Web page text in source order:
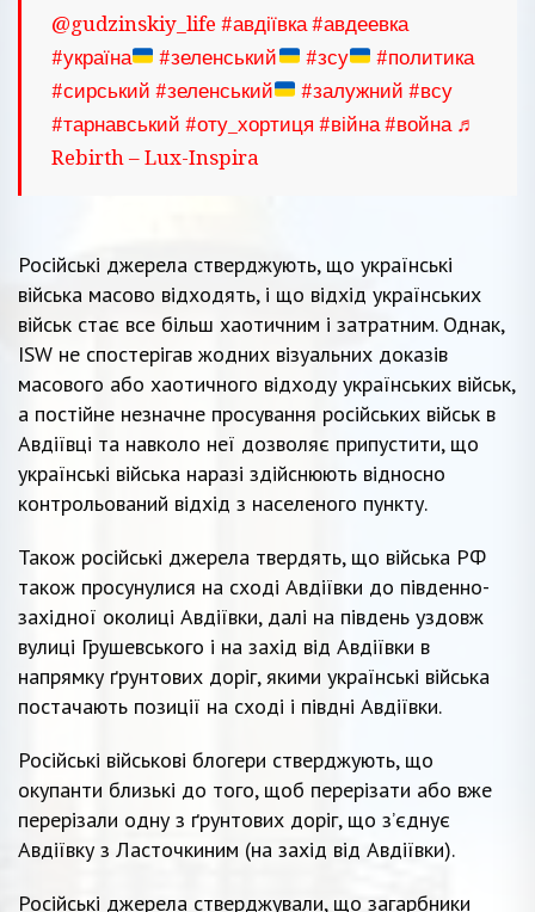
@gudzinskiy_life #авдіївка #авдеевка
#україна
#зеленський #зсу
#политика
#сирський #зеленський #залужний #всу
#тарнавський #оту_хортиця #війна #война ♬
Rebirth – Lux-Inspira
Російські джерела стверджують, що українські
війська масово відходять, і що відхід українських
військ стає все більш хаотичним і затратним. Однак,
ISW не спостерігав жодних візуальних доказів
масового або хаотичного відходу українських військ,
а постійне незначне просування російських військ в
Авдіївці та навколо неї дозволяє припустити, що
українські війська наразі здійснюють відносно
контрольований відхід з населеного пункту.
Також російські джерела твердять, що війська РФ
також просунулися на сході Авдіївки до південно-
західної околиці Авдіївки, далі на південь уздовж
вулиці Грушевського і на захід від Авдіївки в
напрямку ґрунтових доріг, якими українські війська
постачають позиції на сході і півдні Авдіївки.
Російські військові блогери стверджують, що
окупанти близькі до того, щоб перерізати або вже
перерізали одну з ґрунтових доріг, що з’єднує
Авдіївку з Ласточкиним (на захід від Авдіївки).
Російські джерела стверджували, що загарбники